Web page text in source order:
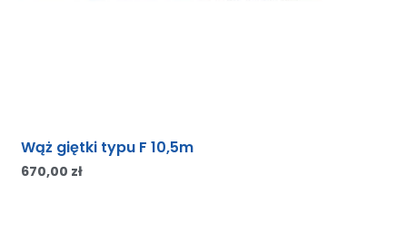
Wąż giętki typu F 10,5m
670,00 zł